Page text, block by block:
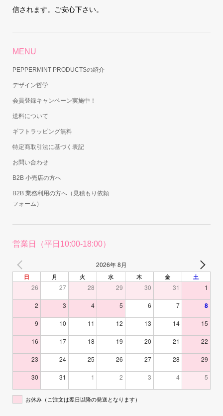
信されます。ご安心下さい。
MENU
PEPPERMINT PRODUCTSの紹介
デザイン哲学
会員登録キャンペーン実施中！
送料について
ギフトラッピング無料
特定商取引法に基づく表記
お問い合わせ
B2B 小売店の方へ
B2B 業務利用の方へ（見積もり依頼
フォーム）
営業日（平日10:00-18:00）
2026年 8月
日 月 火 水 木 金 土
26 27 28 29 30 31 1
2 3 4 5 6 7 8
9 10 11 12 13 14 15
16 17 18 19 20 21 22
23 24 25 26 27 28 29
30 31 1 2 3 4 5
お休み（ご注文は翌日以降の発送となります）